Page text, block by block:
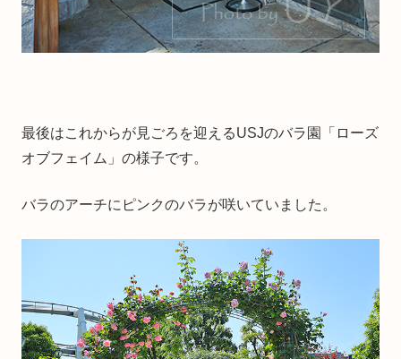
最後はこれからが見ごろを迎えるUSJのバラ園「ローズ
オブフェイム」の様子です。
バラのアーチにピンクのバラが咲いていました。